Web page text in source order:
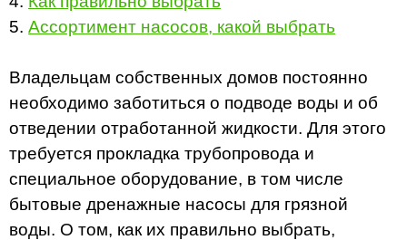
5. Ассортимент насосов, какой выбрать
Владельцам собственных домов постоянно
необходимо заботиться о подводе воды и об
отведении отработанной жидкости. Для этого
требуется прокладка трубопровода и
специальное оборудование, в том числе
бытовые дренажные насосы для грязной
воды. О том, как их правильно выбрать,